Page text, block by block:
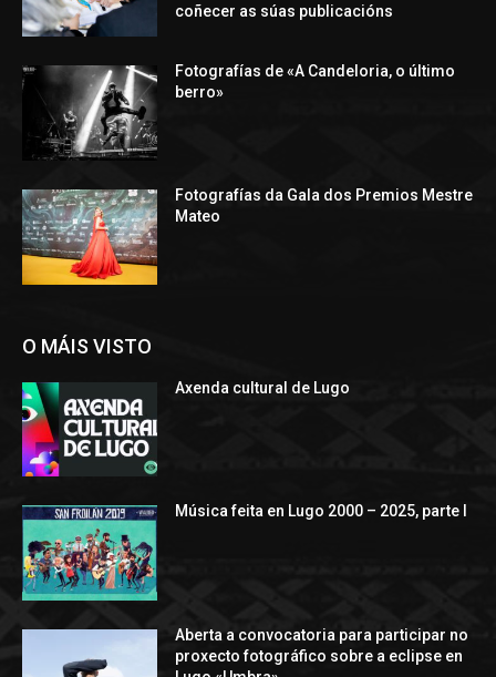
coñecer as súas publicacións
Fotografías de «A Candeloria, o último
berro»
Fotografías da Gala dos Premios Mestre
Mateo
O MÁIS VISTO
Axenda cultural de Lugo
Música feita en Lugo 2000 – 2025, parte I
Aberta a convocatoria para participar no
proxecto fotográfico sobre a eclipse en